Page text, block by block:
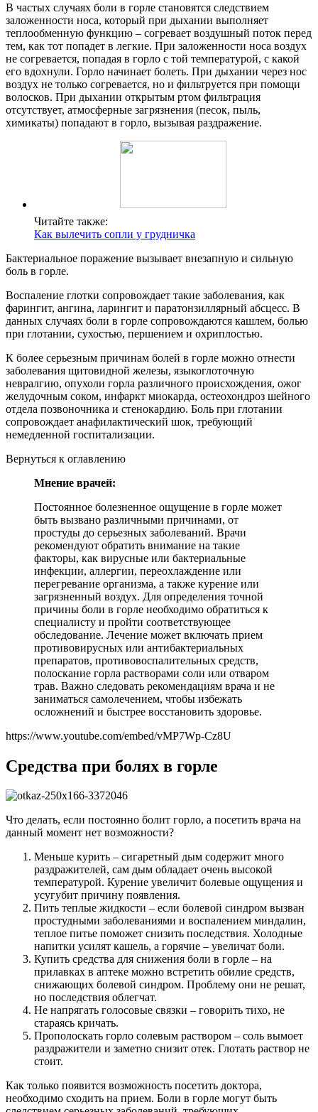
В частых случаях боли в горле становятся следствием
заложенности носа, который при дыхании выполняет
теплообменную функцию – согревает воздушный поток перед
тем, как тот попадет в легкие. При заложенности носа воздух
не согревается, попадая в горло с той температурой, с какой
его вдохнули. Горло начинает болеть. При дыхании через нос
воздух не только согревается, но и фильтруется при помощи
волосков. При дыхании открытым ртом фильтрация
отсутствует, атмосферные загрязнения (песок, пыль,
химикаты) попадают в горло, вызывая раздражение.
Читайте также:
Как вылечить сопли у грудничка
Бактериальное поражение вызывает внезапную и сильную
боль в горле.
Воспаление глотки сопровождает такие заболевания, как
фарингит, ангина, ларингит и паратонзиллярный абсцесс. В
данных случаях боли в горле сопровождаются кашлем, болью
при глотании, сухостью, першением и охриплостью.
К более серьезным причинам болей в горле можно отнести
заболевания щитовидной железы, языкоглоточную
невралгию, опухоли горла различного происхождения, ожог
желудочным соком, инфаркт миокарда, остеохондроз шейного
отдела позвоночника и стенокардию. Боль при глотании
сопровождает анафилактический шок, требующий
немедленной госпитализации.
Вернуться к оглавлению
Мнение врачей:
Постоянное болезненное ощущение в горле может
быть вызвано различными причинами, от
простуды до серьезных заболеваний. Врачи
рекомендуют обратить внимание на такие
факторы, как вирусные или бактериальные
инфекции, аллергии, переохлаждение или
перегревание организма, а также курение или
загрязненный воздух. Для определения точной
причины боли в горле необходимо обратиться к
специалисту и пройти соответствующее
обследование. Лечение может включать прием
противовирусных или антибактериальных
препаратов, противовоспалительных средств,
полоскание горла растворами соли или отваром
трав. Важно следовать рекомендациям врача и не
заниматься самолечением, чтобы избежать
осложнений и быстрее восстановить здоровье.
https://www.youtube.com/embed/vMP7Wp-Cz8U
Средства при болях в горле
Что делать, если постоянно болит горло, а посетить врача на
данный момент нет возможности?
Меньше курить – сигаретный дым содержит много
раздражителей, сам дым обладает очень высокой
температурой. Курение увеличит болевые ощущения и
усугубит причину появления.
Пить теплые жидкости – если болевой синдром вызван
простудными заболеваниями и воспалением миндалин,
теплое питье поможет снизить последствия. Холодные
напитки усилят кашель, а горячие – увеличат боли.
Купить средства для снижения боли в горле – на
прилавках в аптеке можно встретить обилие средств,
снижающих болевой синдром. Проблему они не решат,
но последствия облегчат.
Не напрягать голосовые связки – говорить тихо, не
стараясь кричать.
Прополоскать горло солевым раствором – соль вымоет
раздражители и заметно снизит отек. Глотать раствор не
стоит.
Как только появится возможность посетить доктора,
необходимо сходить на прием. Боли в горле могут быть